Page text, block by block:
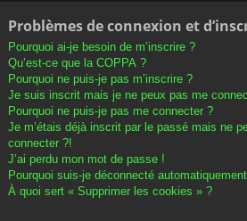
Problèmes de connexion et
Pourquoi ai-je besoin de m’inscrire ?
Qu’est-ce que la COPPA ?
Pourquoi ne puis-je pas m’inscrire ?
Je suis inscrit mais je ne peux pas me
Pourquoi ne puis-je pas me connecter ?
Je m’étais déjà inscrit par le passé mais ne
connecter ?!
J’ai perdu mon mot de passe !
Pourquoi suis-je déconnecté
À quoi sert « Supprimer les cookies » ?